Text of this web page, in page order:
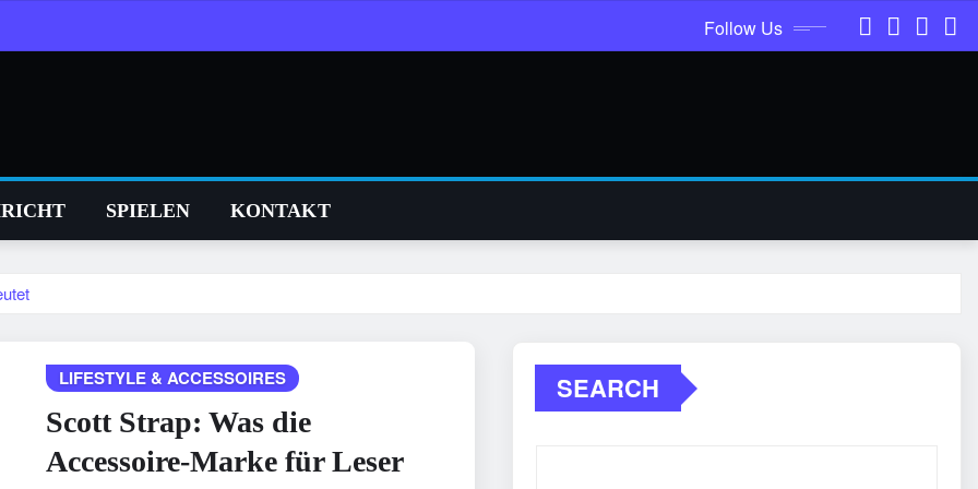
Follow Us
SPIELEN KONTAKT
LIFESTYLE & ACCESSOIRES
Scott Strap: Was die
Accessoire-Marke für Leser
SEARCH